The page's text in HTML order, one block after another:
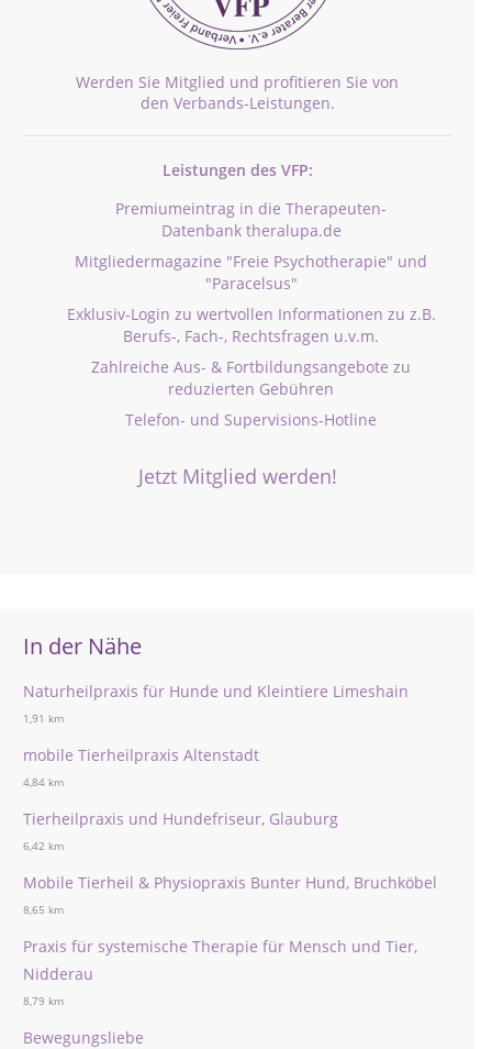
Werden Sie Mitglied und profitieren Sie von
den Verbands-Leistungen.
Leistungen des VFP:
Premiumeintrag in die Therapeuten-
Datenbank theralupa.de
Mitgliedermagazine "Freie Psychotherapie" und
"Paracelsus"
Exklusiv-Login zu wertvollen Informationen zu z.B.
Berufs-, Fach-, Rechtsfragen u.v.m.
Zahlreiche Aus- & Fortbildungsangebote zu
reduzierten Gebühren
Telefon- und Supervisions-Hotline
Jetzt Mitglied werden!
In der Nähe
Naturheilpraxis für Hunde und Kleintiere Limeshain
1,91 km
mobile Tierheilpraxis Altenstadt
4,84 km
Tierheilpraxis und Hundefriseur, Glauburg
6,42 km
Mobile Tierheil & Physiopraxis Bunter Hund, Bruchköbel
8,65 km
Praxis für systemische Therapie für Mensch und Tier,
Nidderau
8,79 km
Bewegungsliebe